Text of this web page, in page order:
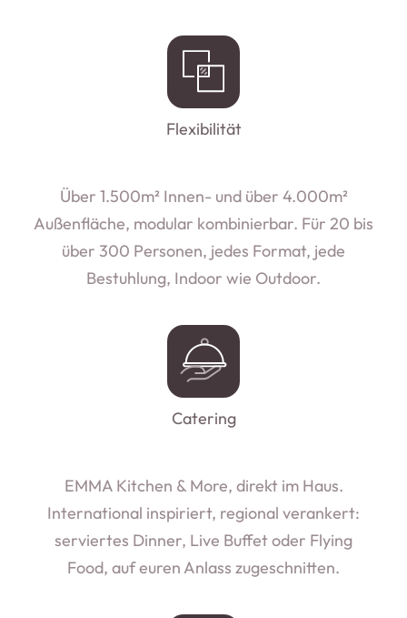
Flexibilität
Über 1.500m² Innen- und über 4.000m²
Außenfläche, modular kombinierbar. Für 20 bis
über 300 Personen, jedes Format, jede
Bestuhlung, Indoor wie Outdoor.
Catering
EMMA Kitchen & More, direkt im Haus.
International inspiriert, regional verankert:
serviertes Dinner, Live Buffet oder Flying
Food, auf euren Anlass zugeschnitten.